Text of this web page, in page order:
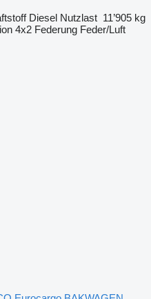
Diesel Nutzlast 11’905 kg
4x2 Federung Feder/Luft